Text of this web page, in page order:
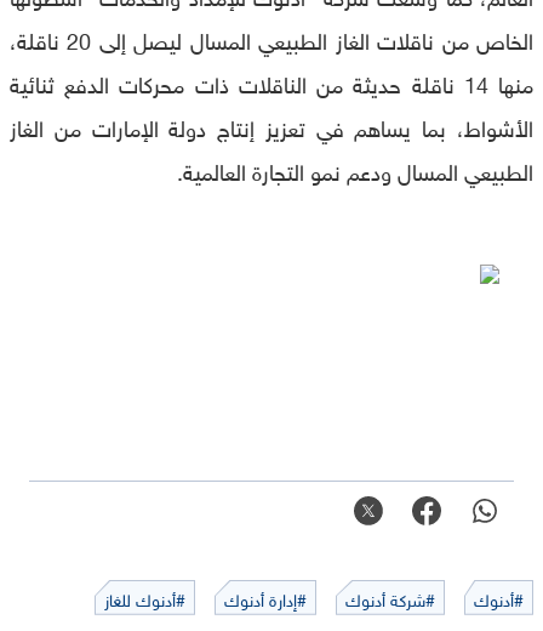
الخاص من ناقلات الغاز الطبيعي المسال ليصل إلى 20 ناقلة،
منها 14 ناقلة حديثة من الناقلات ذات محركات الدفع ثنائية
الأشواط، بما يساهم في تعزيز إنتاج دولة الإمارات من الغاز
الطبيعي المسال ودعم نمو التجارة العالمية.
#أدنوك #شركة أدنوك #إدارة أدنوك
#أدنوك للغاز